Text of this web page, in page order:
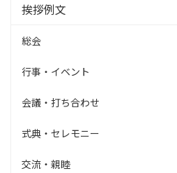
挨拶例文
総会
行事・イベント
会議・打ち合わせ
式典・セレモニー
交流・親睦